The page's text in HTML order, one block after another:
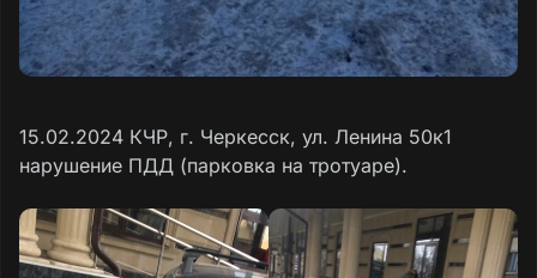
15.02.2024 КЧР, г. Черкесск, ул. Ленина 50к1
нарушение ПДД (парковка на тротуаре).